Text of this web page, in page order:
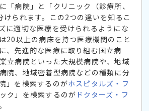
「病院」と「クリニック（診療所、
けられます。この2つの違いを知るこ
に適切な医療を受けられるようにな
20以上の病床を持つ医療機関のこと
、先進的な医療に取り組む国立病
立病院といった大規模病院や、地域
院、地域密着型病院などの種類に分
」を検索するのがホスピタルズ・フ
ク」を検索するのが ドクターズ・フ